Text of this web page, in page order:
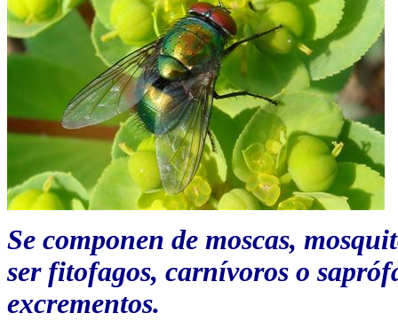
Se componen de moscas,
ser fitofagos, carnívoros o
excrementos.